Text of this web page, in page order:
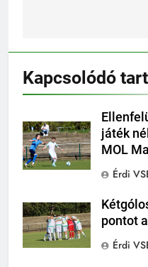
Kapcsolódó
játék
MOL
Érdi
pontot
Érdi